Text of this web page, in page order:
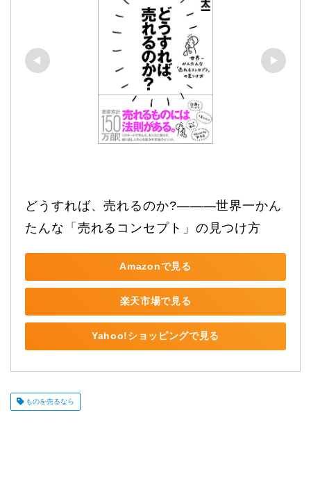
どうすれば、売れるのか?―――世界一かん
たんな「売れるコンセプト」の見つけ方
Amazonで見る
楽天市場で見る
Yahoo!ショッピングで見る
ものを売るなら